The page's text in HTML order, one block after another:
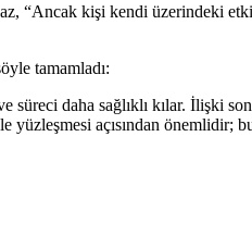
“Ancak kişi kendi üzerindeki
tamamladı:
süreci daha sağlıklı kılar. İlişki
açısından önemlidir;